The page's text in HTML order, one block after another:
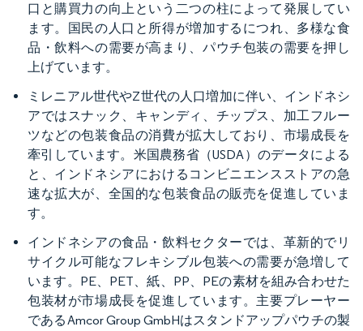
口と購買力の向上という二つの柱によって発展してい
ます。国民の人口と所得が増加するにつれ、多様な食
品・飲料への需要が高まり、パウチ包装の需要を押し
上げています。
ミレニアル世代やZ世代の人口増加に伴い、インドネシ
アではスナック、キャンディ、チップス、加工フルー
ツなどの包装食品の消費が拡大しており、市場成長を
牽引しています。米国農務省（USDA）のデータによる
と、インドネシアにおけるコンビニエンスストアの急
速な拡大が、全国的な包装食品の販売を促進していま
す。
インドネシアの食品・飲料セクターでは、革新的でリ
サイクル可能なフレキシブル包装への需要が急増して
います。PE、PET、紙、PP、PEの素材を組み合わせた
包装材が市場成長を促進しています。主要プレーヤー
であるAmcor Group GmbHはスタンドアップパウチの製